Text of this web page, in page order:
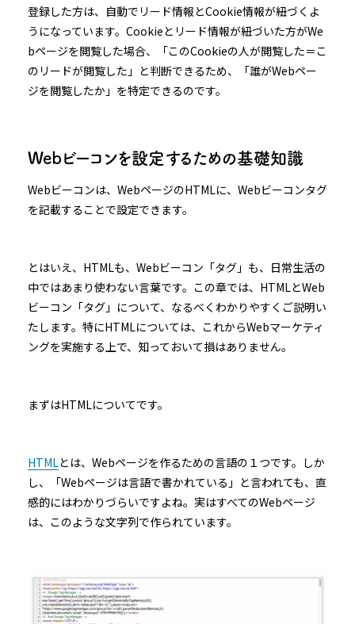
登録した方は、自動でリード情報とCookie情報が紐づくよ
うになっています。Cookieとリード情報が紐づいた方がWe
bページを閲覧した場合、「このCookieの人が閲覧した＝こ
のリードが閲覧した」と判断できるため、「誰がWebペー
ジを閲覧したか」を特定できるのです。
Webビーコンを設定するための基礎知識
Webビーコンは、WebページのHTMLに、Webビーコンタグ
を記載することで設定できます。
とはいえ、HTMLも、Webビーコン「タグ」も、日常生活の
中ではあまり使わない言葉です。この章では、HTMLとWeb
ビーコン「タグ」について、なるべくわかりやすくご説明い
たします。特にHTMLについては、これからWebマーケティ
ングを実施する上で、知っておいて損はありません。
まずはHTMLについてです。
HTMLとは、Webページを作るための言語の１つです。しか
し、「Webページは言語で書かれている」と言われても、直
感的にはわかりづらいですよね。実はすべてのWebページ
は、このような文字列で作られています。